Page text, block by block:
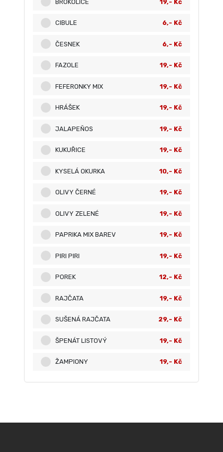
BROKOLICE 19,- Kč
CIBULE 6,- Kč
ČESNEK 6,- Kč
FAZOLE 19,- Kč
FEFERONKY MIX 19,- Kč
HRÁŠEK 19,- Kč
JALAPEŇOS 19,- Kč
KUKUŘICE 19,- Kč
KYSELÁ OKURKA 10,- Kč
OLIVY ČERNÉ 19,- Kč
OLIVY ZELENÉ 19,- Kč
PAPRIKA MIX BAREV 19,- Kč
PIRI PIRI 19,- Kč
POREK 12,- Kč
RAJČATA 19,- Kč
SUŠENÁ RAJČATA 29,- Kč
ŠPENÁT LISTOVÝ 19,- Kč
ŽAMPIONY 19,- Kč